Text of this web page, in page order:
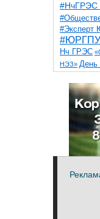
#Эксперт
Нч ГРЭС
НЭЗ» День
НчГРЭС
дети
спорт